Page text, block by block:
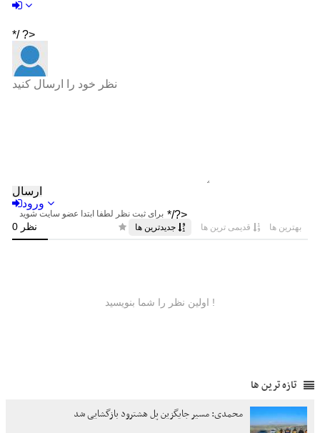
تازه ترین ها
محمدی: مسیر جایگزین پل هشترود بازگشایی شد